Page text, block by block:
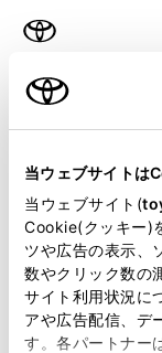
当ウェブサイトは
当ウェブサイト(
Cookie(クッキー)
ツや広告の表示、
数やクリック数の
サイト利用状況に
アや広告配信、デ
す。各パートナー
ラインアップ
見積りシ
見積りシ
正常に取
詳しくは
い。